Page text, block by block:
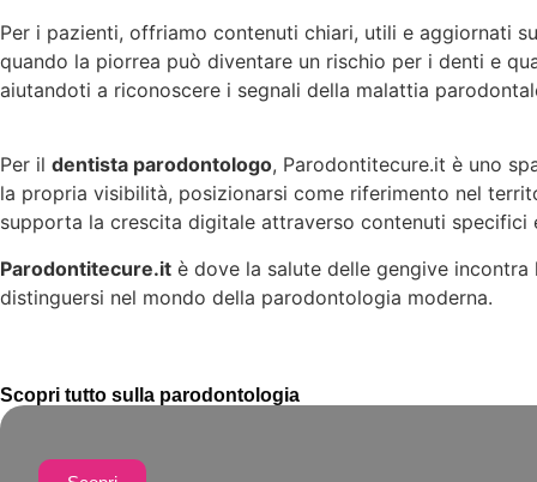
Per i pazienti, offriamo contenuti chiari, utili e aggiornati
quando la piorrea può diventare un rischio per i denti e
aiutandoti a riconoscere i segnali della malattia
Per il dentista parodontologo, Parodontitecure.it è uno
la propria visibilità, posizionarsi come riferimento nel
supporta la crescita digitale attraverso contenuti specifici
Parodontitecure.it è dove la salute delle gengive
distinguersi nel mondo della parodontologia moderna.
Scopri tutto sulla parodontologia